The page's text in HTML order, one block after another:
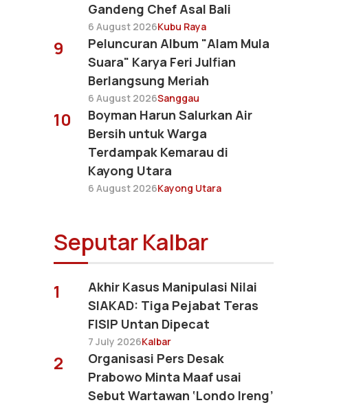
Gandeng Chef Asal Bali
6 August 2026Kubu Raya
9
Peluncuran Album "Alam Mula
Suara" Karya Feri Julfian
Berlangsung Meriah
6 August 2026Sanggau
10
Boyman Harun Salurkan Air
Bersih untuk Warga
Terdampak Kemarau di
Kayong Utara
6 August 2026Kayong Utara
Seputar Kalbar
1
Akhir Kasus Manipulasi Nilai
SIAKAD: Tiga Pejabat Teras
FISIP Untan Dipecat
7 July 2026Kalbar
2
Organisasi Pers Desak
Prabowo Minta Maaf usai
Sebut Wartawan ‘Londo Ireng’